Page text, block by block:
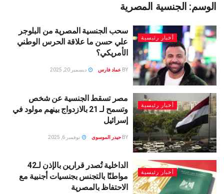
الوسم: الجنسية المصرية
أخبار رئيسية
سحب الجنسية المصرية من البلوجر
علي حسن ما علاقة الحرس الوطني
الأمريكي؟
BY عماد فارس ديسمبر 20, 2025
أخبار رئيسية
مصر تسقط الجنسية عن شخص
وتسمح لـ 21 بالازدواج بينهم مولود في
إسرائيل
BY حيدر الموسوى نوفمبر 6, 2025
أخبار رئيسية
الداخلية تُصدر قرارين بالإذن لـ42
مواطنًا بالتجنس بجنسيات أجنبية مع
الاحتفاظ بالمصرية